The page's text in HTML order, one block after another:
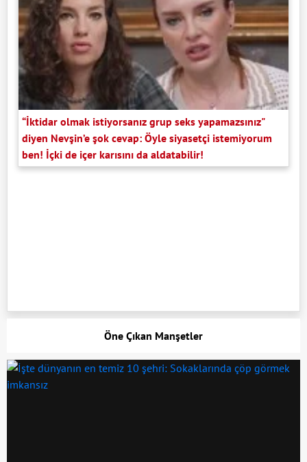
“İktidar olmak istiyorsanız grup seks yapamazsınız"
diyen Nevşin’e şok cevap: Öyle siyasetçi istemiyorum
ben! İçki de içer karısını da aldatabilir!
Öne Çıkan Manşetler